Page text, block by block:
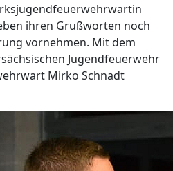
ihren Grußworten noch
vornehmen. Mit dem
Jugendfeuerwehr
Mirko Schnadt